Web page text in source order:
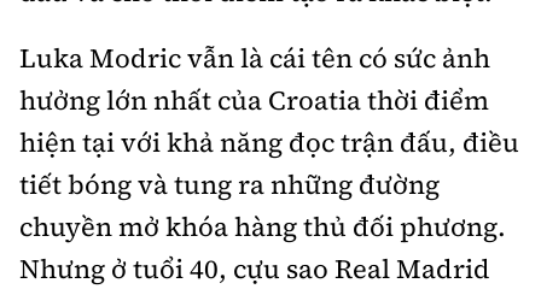
Luka Modric vẫn là cái tên có sức ảnh
hưởng lớn nhất của Croatia thời điểm
hiện tại với khả năng đọc trận đấu, điều
tiết bóng và tung ra những đường
chuyền mở khóa hàng thủ đối phương.
Nhưng ở tuổi 40, cựu sao Real Madrid